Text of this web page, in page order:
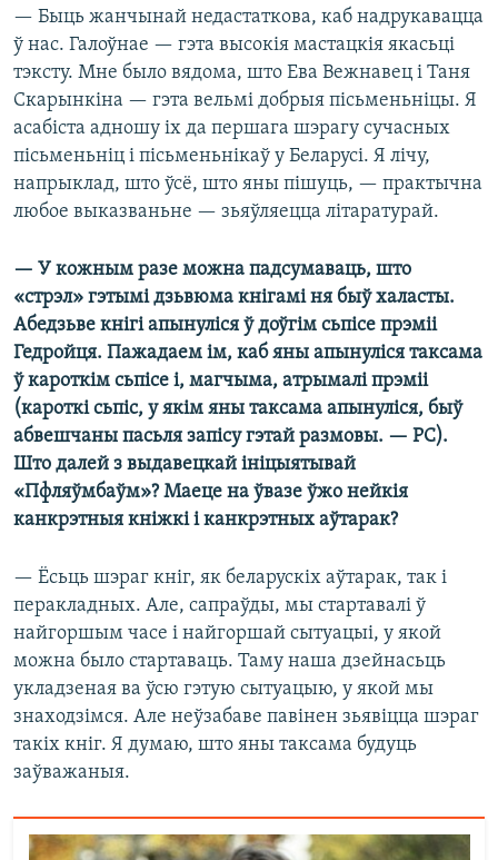
— Быць жанчынай недастаткова, каб надрукавацца
ў нас. Галоўнае — гэта высокія мастацкія якасьці
тэксту. Мне было вядома, што Ева Вежнавец і Таня
Скарынкіна — гэта вельмі добрыя пісьменьніцы. Я
асабіста адношу іх да першага шэрагу сучасных
пісьменьніц і пісьменьнікаў у Беларусі. Я лічу,
напрыклад, што ўсё, што яны пішуць, — практычна
любое выказваньне — зьяўляецца літаратурай.
— У кожным разе можна падсумаваць, што
«стрэл» гэтымі дзьвюма кнігамі ня быў халасты.
Абедзьве кнігі апынуліся ў доўгім сьпісе прэміі
Гедройця. Пажадаем ім, каб яны апынуліся таксама
ў кароткім сьпісе і, магчыма, атрымалі прэміі
(кароткі сьпіс, у якім яны таксама апынуліся, быў
абвешчаны пасьля запісу гэтай размовы. — РС).
Што далей з выдавецкай ініцыятывай
«Пфляўмбаўм»? Маеце на ўвазе ўжо нейкія
канкрэтныя кніжкі і канкрэтных аўтарак?
— Ёсьць шэраг кніг, як беларускіх аўтарак, так і
перакладных. Але, сапраўды, мы стартавалі ў
найгоршым часе і найгоршай сытуацыі, у якой
можна было стартаваць. Таму наша дзейнасьць
укладзеная ва ўсю гэтую сытуацыю, у якой мы
знаходзімся. Але неўзабаве павінен зьявіцца шэраг
такіх кніг. Я думаю, што яны таксама будуць
заўважаныя.